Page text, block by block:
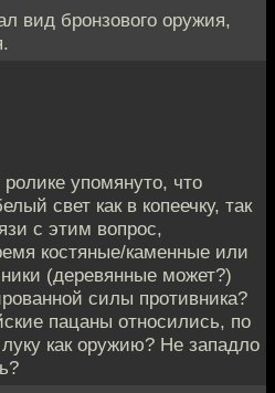
вид бронзового оружия,
упомянуто, что
свет как в копеечку, так
с этим вопрос,
костяные/каменные или
(деревянные может?)
силы противника?
пацаны относились, по
как оружию? Не западло